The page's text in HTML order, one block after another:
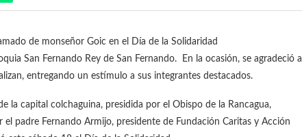
de monseñor Goic en el Día de la Solidaridad
San Fernando Rey de San Fernando. En la ocasión, se agradeció a
entregando un estímulo a sus integrantes destacados.
la capital colchaguina, presidida por el Obispo de la Rancagua,
padre Fernando Armijo, presidente de Fundación Caritas y Acción